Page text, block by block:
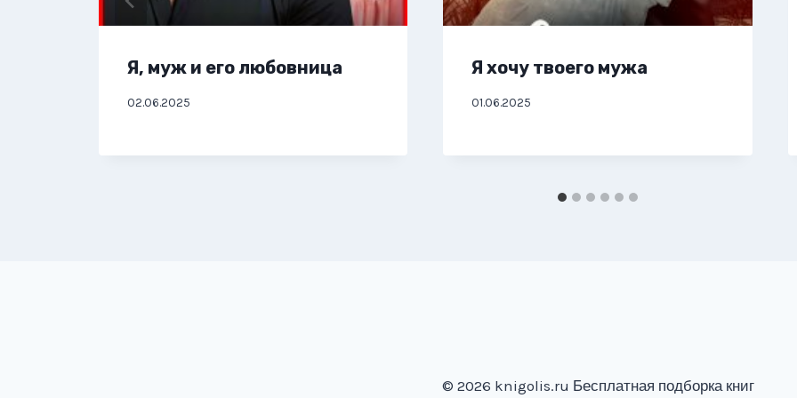
Я, муж и его любовница
02.06.2025
Я хочу твоего мужа
01.06.2025
© 2026 knigolis.ru Бесплатная подборка книг